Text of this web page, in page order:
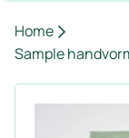
Home
Sample